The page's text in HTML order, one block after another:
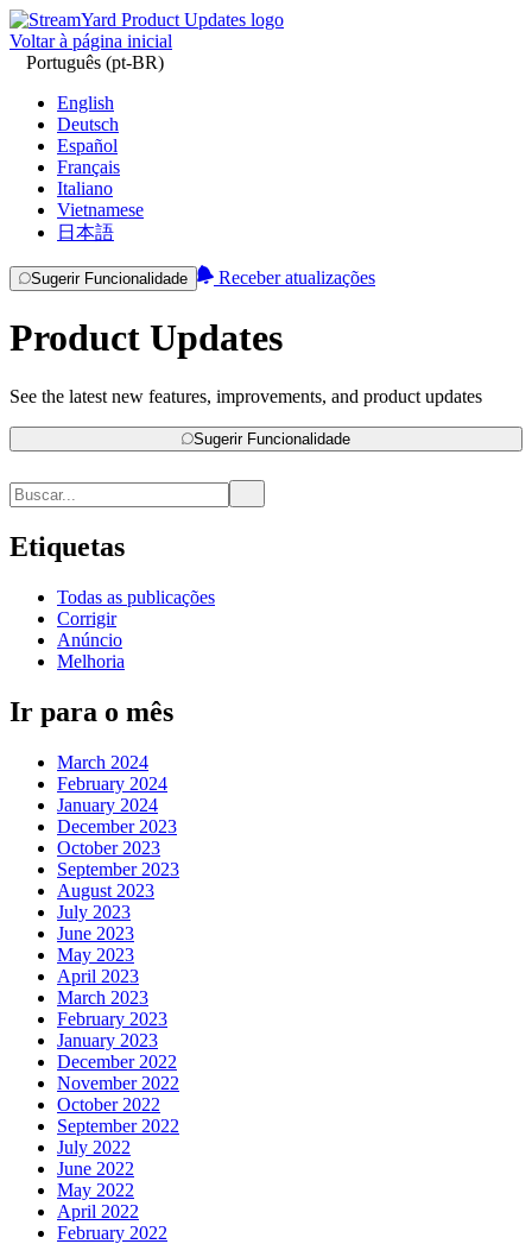
Voltar à página inicial
Português (pt-BR)
English
Deutsch
Español
Français
Italiano
Vietnamese
日本語
Sugerir Funcionalidade Receber atualizações
Product Updates
See the latest new features, improvements, and product updates
Sugerir Funcionalidade
Etiquetas
Todas as publicações
Corrigir
Anúncio
Melhoria
Ir para o mês
March 2024
February 2024
January 2024
December 2023
October 2023
September 2023
August 2023
July 2023
June 2023
May 2023
April 2023
March 2023
February 2023
January 2023
December 2022
November 2022
October 2022
September 2022
July 2022
June 2022
May 2022
April 2022
February 2022